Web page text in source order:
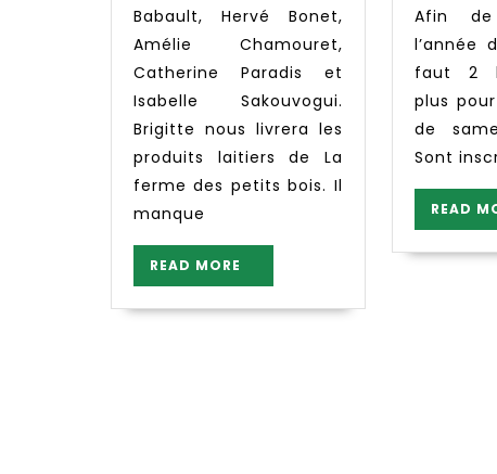
Babault, Hervé Bonet,
Amélie Chamouret,
Catherine Paradis et
Isabelle Sakouvogui.
Brigitte nous livrera les
produits laitiers de La
ferme des petits bois. Il
manque
READ MORE
MORE
Afin de
l’année
faut 2
plus
de
Sont
READ